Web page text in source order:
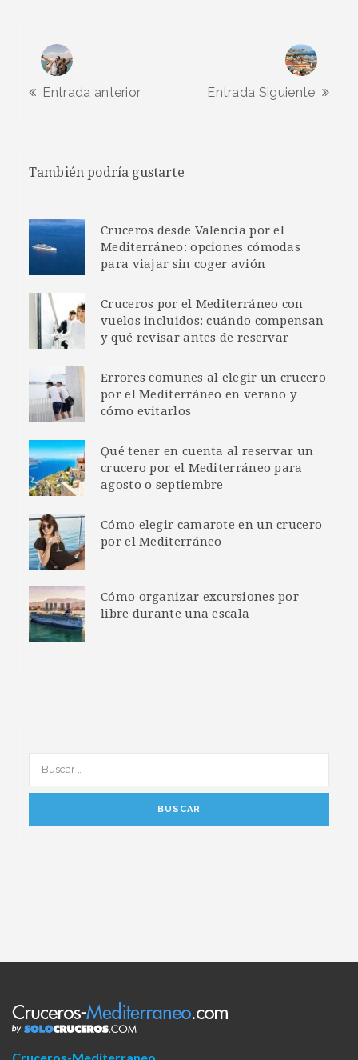
Entrada anterior Entrada Siguiente
También podría gustarte
Cruceros desde Valencia por el
Mediterráneo: opciones cómodas
para viajar sin coger avión
Cruceros por el Mediterráneo con
vuelos incluidos: cuándo compensan
y qué revisar antes de reservar
Errores comunes al elegir un crucero
por el Mediterráneo en verano y
cómo evitarlos
Qué tener en cuenta al reservar un
crucero por el Mediterráneo para
agosto o septiembre
Cómo elegir camarote en un crucero
por el Mediterráneo
Cómo organizar excursiones por
libre durante una escala